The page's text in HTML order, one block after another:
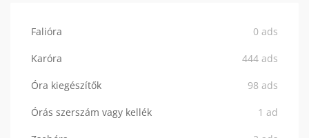
Falióra 0 ads
Karóra 444 ads
Óra kiegészítők 98 ads
Órás szerszám vagy kellék 1 ad